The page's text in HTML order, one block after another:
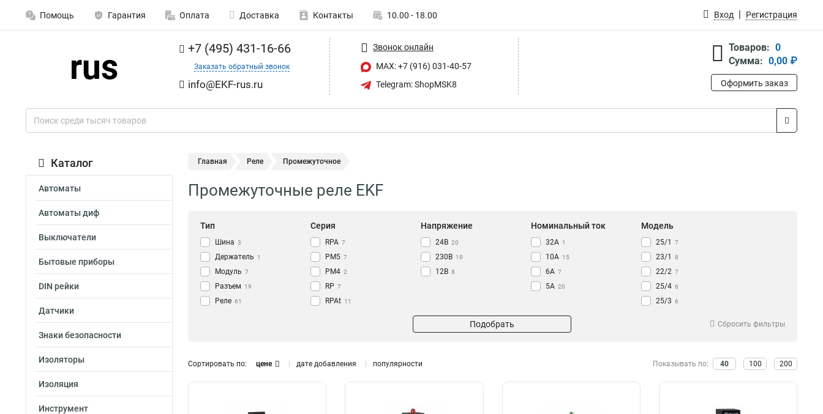
Помощь Гарантия Оплата Доставка Контакты 10.00 - 18.00 Вход Регистрация
+7 (495) 431-16-66
Заказать обратный звонок
info@EKF-rus.ru
Звонок онлайн
MAX: +7 (916) 031-40-57
Telegram: ShopMSK8
Товаров: 0
Сумма: 0,00 ₽
Оформить заказ
Каталог
Автоматы
Автоматы диф
Выключатели
Бытовые приборы
DIN рейки
Датчики
Знаки безопасности
Изоляторы
Изоляция
Инструмент
Главная Реле Промежуточное
Промежуточные реле EKF
Тип
Шина 3
Держатель 1
Модуль 7
Разъем 19
Реле 61
Серия
RPA 7
РM5 7
РM4 2
RP 7
RPAt 11
PROxima 24
Напряжение
24В 20
230В 19
12В 8
Номинальный ток
32А 1
10А 15
6А 7
5А 20
Модель
25/1 7
23/1 8
22/2 7
25/4 6
25/3 6
Подобрать Сбросить фильтры
Сортировать по: цене дате добавления популярности Показывать по: 40 100 200